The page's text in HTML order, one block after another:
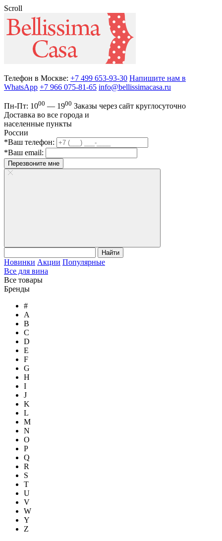
Scroll
Телефон в Москве: +7 499 653-93-30 Напишите нам в
WhatsApp +7 966 075-81-65 info@bellissimacasa.ru
Пн-Пт: 1000 — 1900 Заказы через сайт круглосуточно
Доставка во все города и
населенные пункты
России
*Ваш телефон:
*Ваш email:
Перезвоните мне
Найти
Новинки Акции Популярные
Все для вина
Все товары
Бренды
#
A
B
C
D
E
F
G
H
I
J
K
L
M
N
O
P
Q
R
S
T
U
V
W
Y
Z